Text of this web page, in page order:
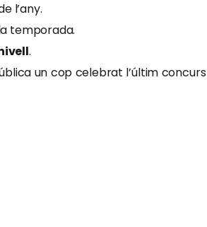
l’any.
temporada.
.
un cop celebrat l’últim concurs